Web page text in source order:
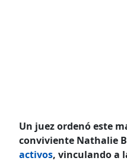
Un juez ordenó este
conviviente Nathalie
activos, vinculando a